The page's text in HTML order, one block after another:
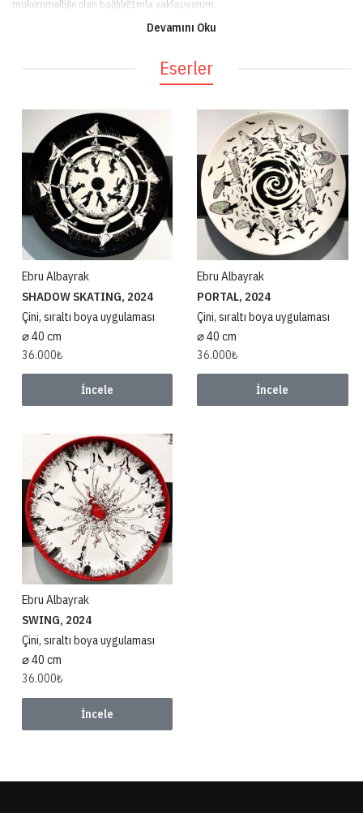
Devamını Oku
mükemmelliğe olan bağlılığ1mla yaklaşıyorum.
Celal Bayar Üniversitesi Uluslararas1 Ticaret (2011 - 2016)
DENEYİMLER
"Uluslararas1 Seramik Banyo Mutfak Fuarı, UNICERA, 2023"
"Uluslararas1 Pişmiş Toprak Sempozyumu, 2023"
"Uluslararas1 Pişmiş Toprak Sempozyumu, 2022"
"Odunpazarı Şehrin Ateşi Seramik çalıştay1, 2022"
Eserler
Ebru Albayrak
SHADOW SKATING, 2024
Çini, sıraltı boya uygulaması
⌀ 40 cm
36.000₺
İncele
Ebru Albayrak
PORTAL, 2024
Çini, sıraltı boya uygulaması
⌀ 40 cm
36.000₺
İncele
Ebru Albayrak
SWING, 2024
Çini, sıraltı boya uygulaması
⌀ 40 cm
36.000₺
İncele